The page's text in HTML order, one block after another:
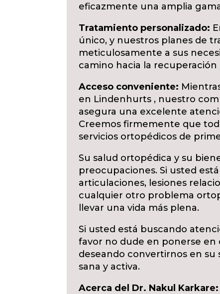
eficazmente una amplia
Tratamiento personalizado:
único, y nuestros planes de
meticulosamente a sus
camino hacia la
Acceso conveniente:
en Lindenhurts , nuestro
asegura una excelente
Creemos firmemente que
servicios ortopédicos de
Su salud ortopédica y su
preocupaciones. Si usted
articulaciones, lesiones
cualquier otro problema
llevar una vida más plena.
Si usted está buscando
favor no dude en ponerse
deseando convertirnos en su
sana y activa.
Acerca del Dr. Nakul Karkare: